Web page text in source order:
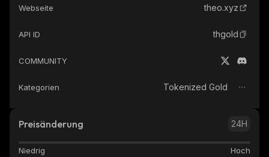
Webseite theo.xyz
API ID thgold
COMMUNITY
Kategorien Tokenized Gold
Preisänderung 24H
Niedrig Hoch